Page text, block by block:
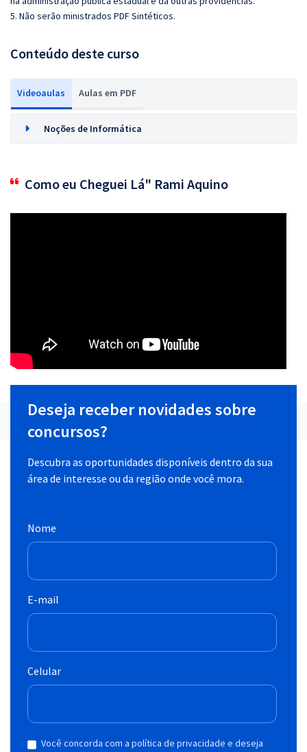
5. Não serão ministrados PDF Sintéticos.
Conteúdo deste curso
Videoaulas Aulas em PDF
Noções de Informática
Como eu Cheguei Lá" Rami Aquino
Deseja receber novidades sobre
concursos?
Descubra as oportunidades disponíveis dentro da sua
área de interesse ou da região onde você mora.
Nome
E-mail
Celular
Você concorda com a política de privacidade e deseja